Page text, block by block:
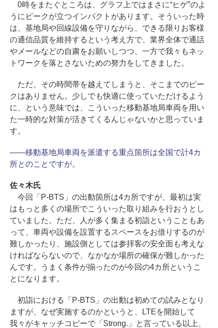
0時をまたぐところは、グラフ上ではまさに“ヒゲ”のよ
うにピークが立つインパクトがあります。そういった時
は、基地局や回線設備を守りながら、できる限りお客様
の通信品質を維持するという考え方で、業界全体で通話
やメールなどの自粛をお願いしつつ、一方で我々もネッ
トワークを落とさないための努力をしてきました。
ただ、その時間帯を越えてしまうと、そこまでのピー
クはありません。少しでも快適に使っていただけるよう
に、という意味では、こういった移動基地局車両を用い
た一時的な対策が活きてくるんじゃないかと思っていま
す。
――移動基地局車両を派遣する重点箇所は全国で計4カ
所とのことですが。
佐々木氏
今回「P-BTS」の出動箇所は4カ所ですが、最初は実
はもっと多くの場所でこういった取り組みを行おうとし
ていました。ただ、人が多く集まる初詣ということもあ
って、車両や設備を設置するスペースをお借りするのが
難しかったり、施設側としては参拝客の安全面も考えな
ければならないので、なかなか場所の確保が難しかった
んです。うまく条件が揃ったのが今回の4カ所というこ
とになります。
初詣における「P-BTS」の出動は初めての試みとなり
ますが、なぜ実施するのかというと、LTEを開始して
我々がキャッチコピーで「Strong.」と言っている以上、